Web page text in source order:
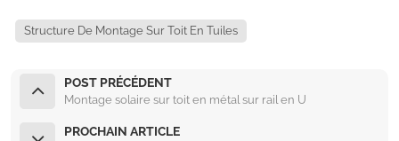
Structure De Montage Sur Toit En Tuiles
POST PRÉCÉDENT
Montage solaire sur toit en métal sur rail en U
PROCHAIN ARTICLE